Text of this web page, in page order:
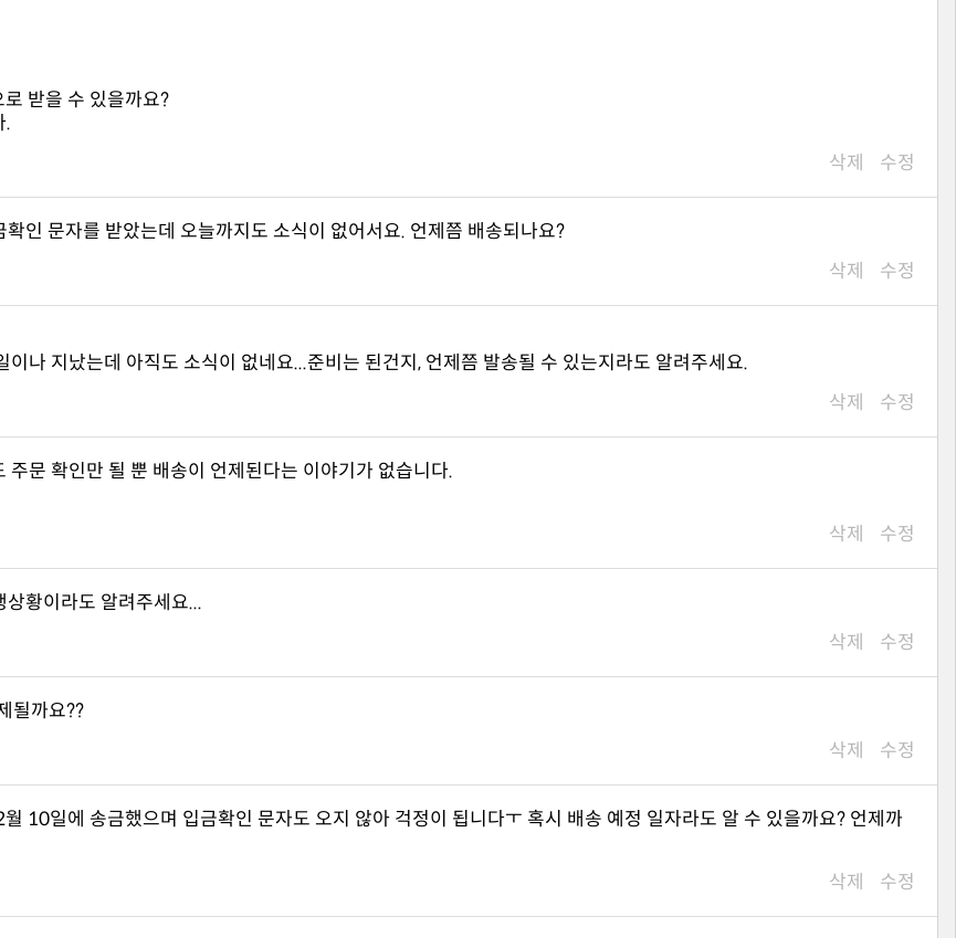
받을 수 있을까요?
.
삭제 수정
문자를 받았는데 오늘까지도 소식이 없어서요. 언제쯤 배송되나요?
삭제 수정
나 지났는데 아직도 소식이 없네요...준비는 된건지, 언제쯤 발송될 수 있는지라도 알려주세요.
삭제 수정
문 확인만 될 뿐 배송이 언제된다는 이야기가 없습니다.
삭제 수정
황이라도 알려주세요...
삭제 수정
될까요??
삭제 수정
삭제 수정